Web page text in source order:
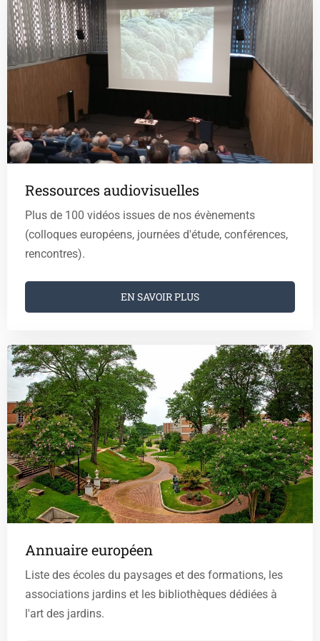
Ressources audiovisuelles
Plus de 100 vidéos issues de nos évènements
(colloques européens, journées d'étude, conférences,
rencontres).
EN SAVOIR PLUS
Annuaire européen
Liste des écoles du paysages et des formations, les
associations jardins et les bibliothèques dédiées à
l'art des jardins.